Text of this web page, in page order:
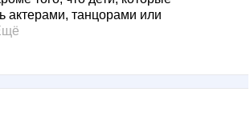
актерами, танцорами или